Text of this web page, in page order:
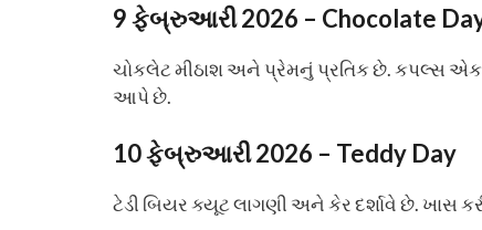
9 ફેબ્રુઆરી 2026 – Chocolate
ચોકલેટ મીઠાશ અને પ્રેમનું પ્રતિક છે. કપલ્સ
આપે છે.
10 ફેબ્રુઆરી 2026 – Teddy Day
ટેડી બિયર ક્યૂટ લાગણી અને કેર દર્શાવે છે. ખાસ